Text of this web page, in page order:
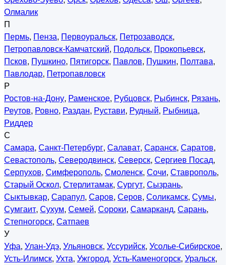
Олмалик
П
Пермь, Пенза, Первоуральск, Петрозаводск,
Петропавловск-Камчатский, Подольск, Прокопьевск,
Псков, Пушкино, Пятигорск, Павлов, Пушкин, Полтава,
Павлодар, Петропавловск
Р
Ростов-на-Дону, Раменское, Рубцовск, Рыбинск, Рязань,
Реутов, Ровно, Раздан, Рустави, Рудный, Рыбница,
Риддер
С
Самара, Санкт-Петербург, Салават, Саранск, Саратов,
Севастополь, Северодвинск, Северск, Сергиев Посад,
Серпухов, Симферополь, Смоленск, Сочи, Ставрополь,
Старый Оскол, Стерлитамак, Сургут, Сызрань,
Сыктывкар, Сарапул, Саров, Серов, Соликамск, Сумы,
Сумгаит, Сухум, Семей, Сороки, Самарканд, Сарань,
Степногорск, Сатпаев
У
Уфа, Улан-Удэ, Ульяновск, Уссурийск, Усолье-Сибирское,
Усть-Илимск, Ухта, Ужгород, Усть-Каменогорск, Уральск,